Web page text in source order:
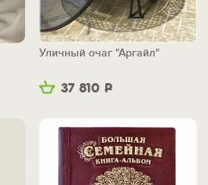
37 810 Р
Уличный очаг "Аргайл"